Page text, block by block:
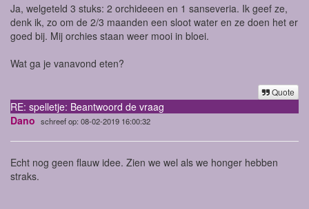
Ja, welgeteld 3 stuks: 2 orchideeen en 1 sanseveria. Ik geef ze,
denk ik, zo om de 2/3 maanden een sloot water en ze doen het er
goed bij. Mij orchies staan weer mooi in bloei.
Wat ga je vanavond eten?
Quote
RE: spelletje: Beantwoord de vraag
Dano schreef op: 08-02-2019 16:00:32
Echt nog geen flauw idee. Zien we wel als we honger hebben
straks.